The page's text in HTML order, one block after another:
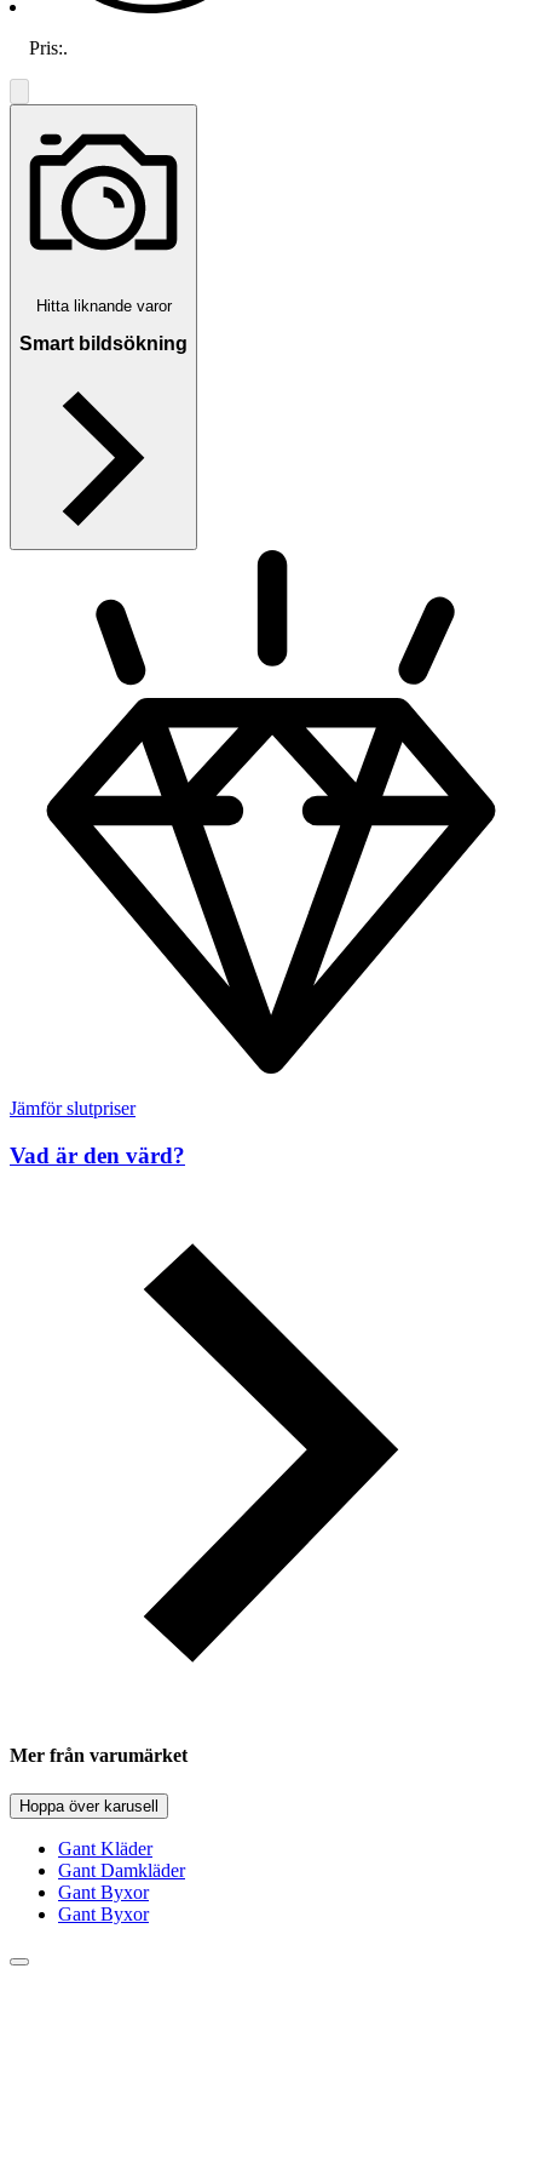
Pris:.
Hitta liknande varor
Smart bildsökning
Jämför slutpriser
Vad är den värd?
Mer från varumärket
Hoppa över karusell
Gant Kläder
Gant Damkläder
Gant Byxor
Gant Byxor